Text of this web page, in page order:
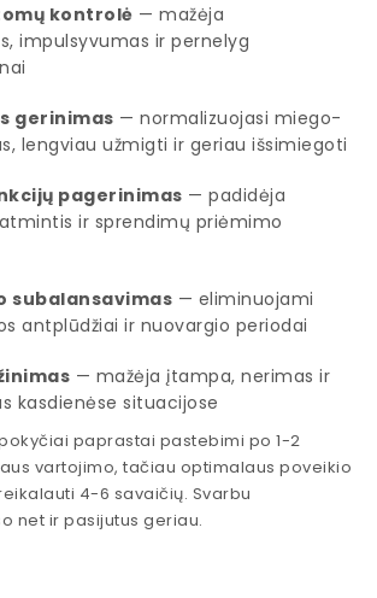
kontrolė — mažėja
impulsyvumas ir pernelyg
gerinimas — normalizuojasi miego-
lengviau užmigti ir geriau išsimiegoti
pagerinimas — padidėja
ir sprendimų priėmimo
subalansavimas — eliminuojami
antplūdžiai ir nuovargio periodai
— mažėja įtampa, nerimas ir
kasdienėse situacijose
paprastai pastebimi po 1-2
vartojimo, tačiau optimalaus poveikio
4-6 savaičių. Svarbu
net ir pasijutus geriau.